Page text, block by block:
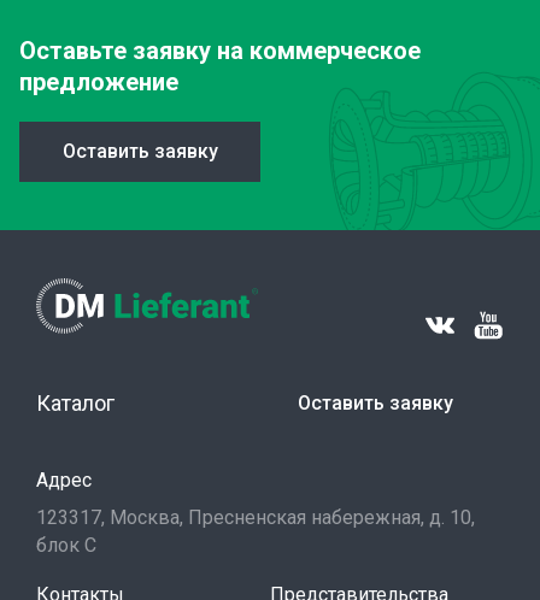
Оставьте заявку на коммерческое
предложение
Оставить заявку
Каталог Оставить заявку
Адрес
123317, Москва, Пресненская набережная, д. 10,
блок С
Контакты Представительства